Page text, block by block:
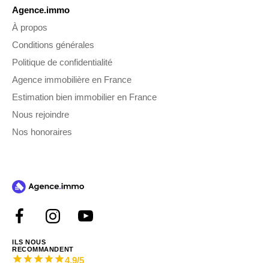
Agence.immo
À propos
Conditions générales
Politique de confidentialité
Agence immobilière en France
Estimation bien immobilier en France
Nous rejoindre
Nos honoraires
ILS NOUS
RECOMMANDENT
4.9/5